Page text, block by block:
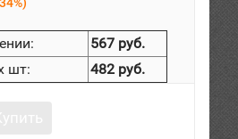
567 руб.
шт:
482 руб.